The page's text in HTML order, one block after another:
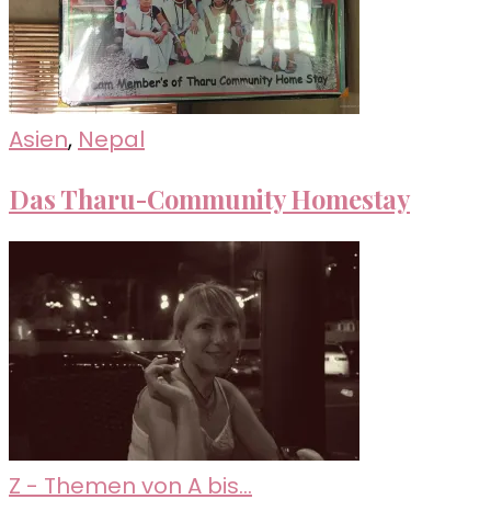
Asien, Nepal
Das Tharu-Community Homestay
Z - Themen von A bis...